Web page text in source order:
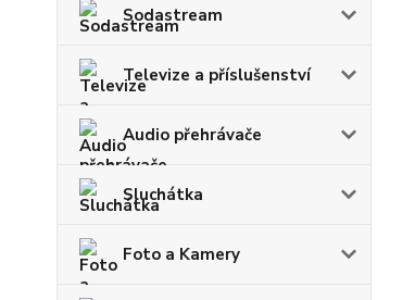
Sodastream
Televize a příslušenství
Audio přehrávače
Sluchátka
Foto a Kamery